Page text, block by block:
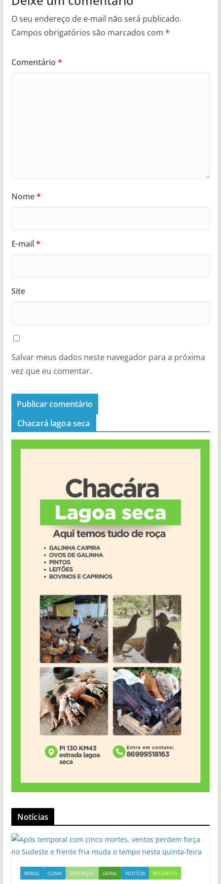
O seu endereço de e-mail não será publicado.
Campos obrigatórios são marcados com *
Comentário *
Nome*
E-mail*
Site
Salvar meus dados neste navegador para a próxima
vez que eu comentar.
Chacará lagoa seca
Notícias
BRASIL CLIMA DESTAQUE GERAL NOTÍCIA RECENTES